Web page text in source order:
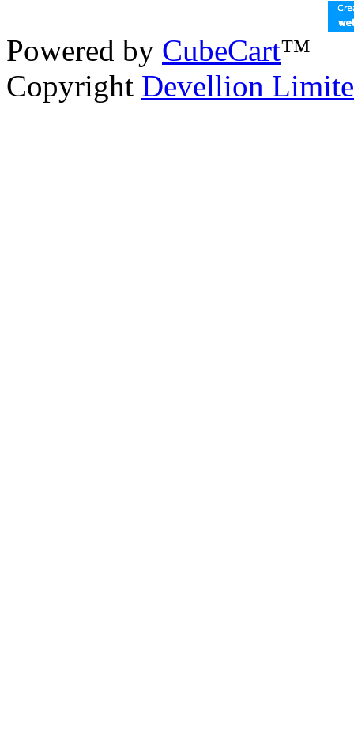
Powered by CubeCart™
Copyright Devellion